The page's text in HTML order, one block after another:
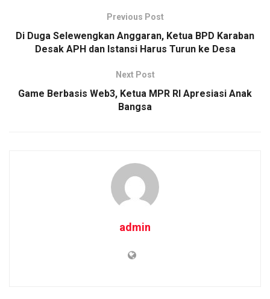
o
o
s
A
p
Li
n
k
e
Previous Post
Di Duga Selewengkan Anggaran, Ketua BPD Karaban
Desak APH dan Istansi Harus Turun ke Desa
Next Post
Game Berbasis Web3, Ketua MPR RI Apresiasi Anak
Bangsa
admin